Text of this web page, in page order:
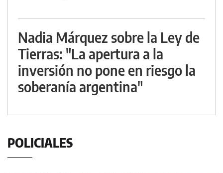
Nadia Márquez sobre la Ley de
Tierras: "La apertura a la
inversión no pone en riesgo la
soberanía argentina"
POLICIALES